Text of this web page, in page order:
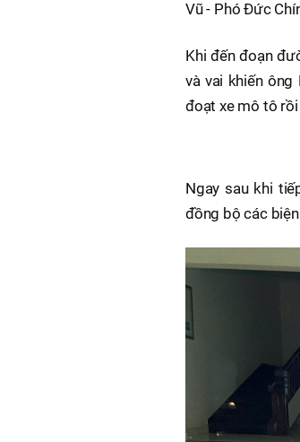
Vũ - Phó Đức
Khi đến đoạn
và vai khiến
đoạt xe mô tô
Ngay sau khi
đồng bộ các